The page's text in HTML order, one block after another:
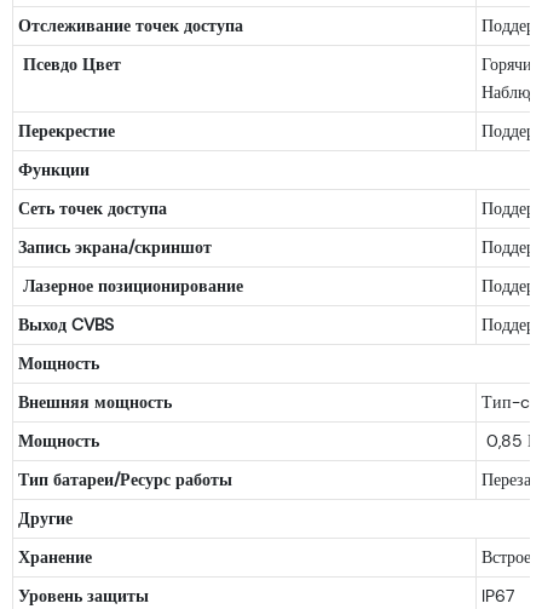
Отслеживание точек доступа
Псевдо Цвет
Перекрестие
Функции
Сеть точек доступа
Запись экрана/скриншот
Лазерное позиционирование
Выход CVBS
Мощность
Внешняя мощность
Тип-c,
Мощность
0,85
Тип батареи/Ресурс работы
Другие
Хранение
Уровень защиты
IP67